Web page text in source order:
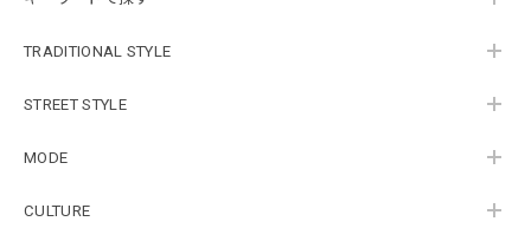
TRADITIONAL STYLE
STREET STYLE
MODE
CULTURE